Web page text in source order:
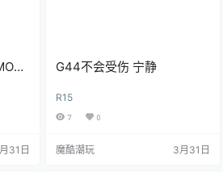
31日
G44不会受伤 宁静
R15
7 0
魔酷潮玩 3月31日